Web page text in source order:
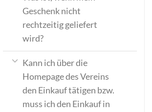
Geschenk nicht
rechtzeitig geliefert
wird?
Kann ich über die
Homepage des Vereins
den Einkauf tätigen bzw.
muss ich den Einkauf in